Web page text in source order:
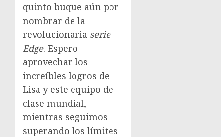
quinto buque aún por
nombrar de la
revolucionaria serie
Edge. Espero
aprovechar los
increíbles logros de
Lisa y este equipo de
clase mundial,
mientras seguimos
superando los límites